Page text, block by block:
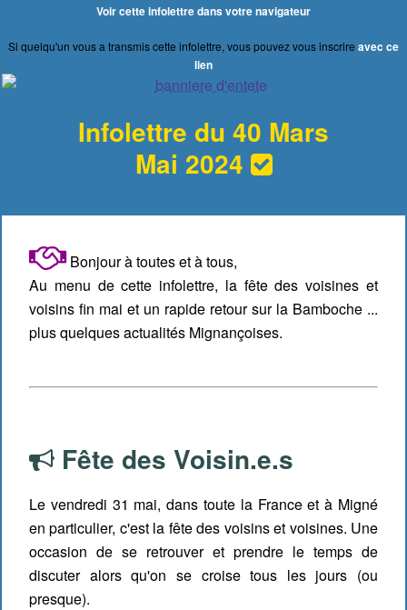
Voir cette infolettre dans votre navigateur
Si quelqu'un vous a transmis cette infolettre, vous pouvez vous inscrire avec ce
lien
Infolettre du 40 Mars
Mai 2024
Bonjour à toutes et à tous,
Au menu de cette infolettre, la fête des voisines et
voisins fin mai et un rapide retour sur la Bamboche ...
plus quelques actualités Mignançoises.
Fête des Voisin.e.s
Le vendredi 31 mai, dans toute la France et à Migné
en particulier, c'est la fête des voisins et voisines. Une
occasion de se retrouver et prendre le temps de
discuter alors qu'on se croise tous les jours (ou
presque).